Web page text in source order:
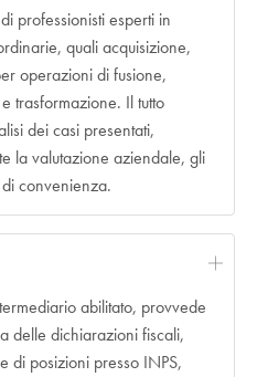
professionisti esperti in
quali acquisizione,
operazioni di fusione,
trasformazione. Il tutto
dei casi presentati,
la valutazione aziendale, gli
convenienza.
abilitato, provvede
delle dichiarazioni fiscali,
di posizioni presso INPS,